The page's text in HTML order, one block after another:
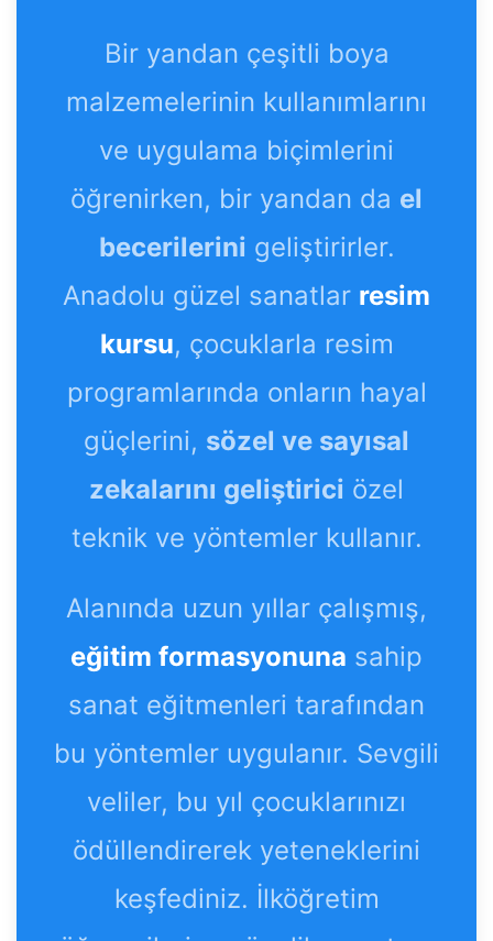
Bir yandan çeşitli boya
malzemelerinin kullanımlarını
ve uygulama biçimlerini
öğrenirken, bir yandan da el
becerilerini geliştirirler.
Anadolu güzel sanatlar resim
kursu, çocuklarla resim
programlarında onların hayal
güçlerini, sözel ve sayısal
zekalarını geliştirici özel
teknik ve yöntemler kullanır.
Alanında uzun yıllar çalışmış,
eğitim formasyonuna sahip
sanat eğitmenleri tarafından
bu yöntemler uygulanır. Sevgili
veliler, bu yıl çocuklarınızı
ödüllendirerek yeteneklerini
keşfediniz. İlköğretim